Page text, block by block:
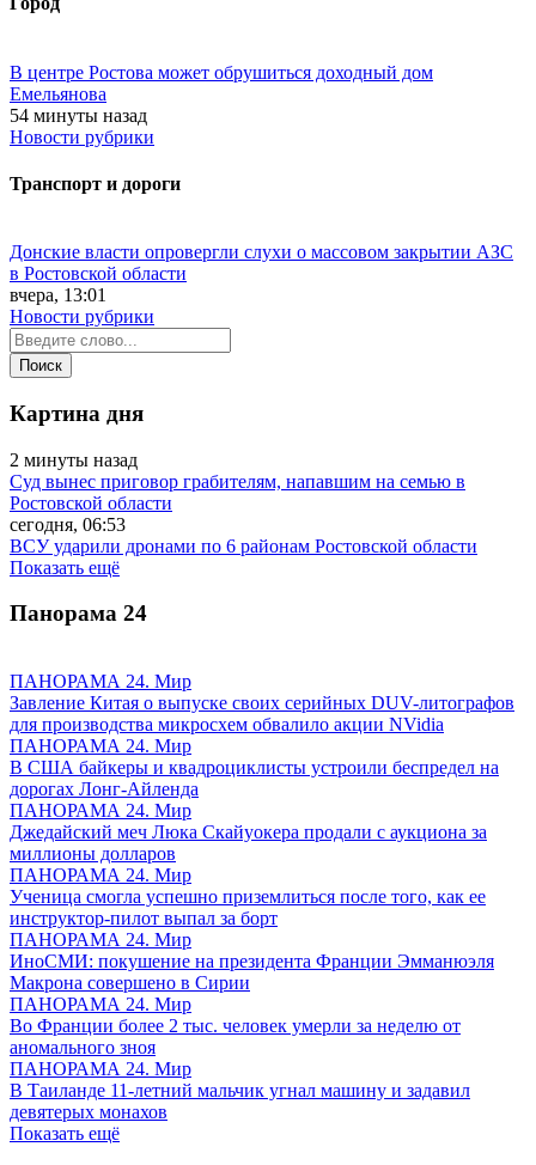
В центре Ростова может обрушиться доходный дом
Емельянова
54 минуты назад
Новости рубрики
Транспорт и дороги
Донские власти опровергли слухи о массовом закрытии АЗС
в Ростовской области
вчера, 13:01
Новости рубрики
Картина дня
2 минуты назад
Суд вынес приговор грабителям, напавшим на семью в
Ростовской области
сегодня, 06:53
ВСУ ударили дронами по 6 районам Ростовской области
Показать ещё
Панорама 24
ПАНОРАМА 24. Мир
Завление Китая о выпуске своих серийных DUV-литографов
для производства микросхем обвалило акции NVidia
ПАНОРАМА 24. Мир
В США байкеры и квадроциклисты устроили беспредел на
дорогах Лонг-Айленда
ПАНОРАМА 24. Мир
Джедайский меч Люка Скайуокера продали с аукциона за
миллионы долларов
ПАНОРАМА 24. Мир
Ученица смогла успешно приземлиться после того, как ее
инструктор-пилот выпал за борт
ПАНОРАМА 24. Мир
ИноСМИ: покушение на президента Франции Эмманюэля
Макрона совершено в Сирии
ПАНОРАМА 24. Мир
Во Франции более 2 тыс. человек умерли за неделю от
аномального зноя
ПАНОРАМА 24. Мир
В Таиланде 11-летний мальчик угнал машину и задавил
девятерых монахов
Показать ещё